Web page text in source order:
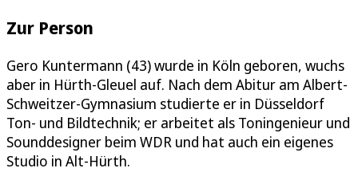
Zur Person
Gero Kuntermann (43) wurde in Köln geboren, wuchs
aber in Hürth-Gleuel auf. Nach dem Abitur am Albert-
Schweitzer-Gymnasium studierte er in Düsseldorf
Ton- und Bildtechnik; er arbeitet als Toningenieur und
Sounddesigner beim WDR und hat auch ein eigenes
Studio in Alt-Hürth.